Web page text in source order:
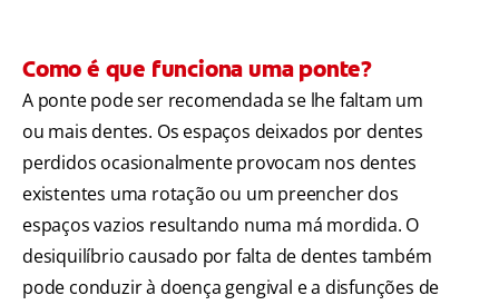
Como é que funciona uma ponte?
A ponte pode ser recomendada se lhe faltam um
ou mais dentes. Os espaços deixados por dentes
perdidos ocasionalmente provocam nos dentes
existentes uma rotação ou um preencher dos
espaços vazios resultando numa má mordida. O
desiquilíbrio causado por falta de dentes também
pode conduzir à doença gengival e a disfunções de